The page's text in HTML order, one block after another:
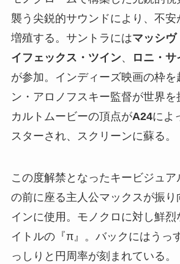
襲う尖鋭的サウンドにより、不安
増殖する。サントラにはマッシヴ
イフェックス・ツイン、 ロニ・サ
が参加。インディーズ映画の枠を
ン・アロノフスキー監督が世界
カルトムービーの頂点がA24によ
スターされ、スクリーンに蘇る。
この度解禁となったキービジュ
の前に座る主人公マックスが振り
インに使用。モノクロに対し鮮烈
イトルの『π』。バックにはうっ
っしりと円周率が刻まれている。